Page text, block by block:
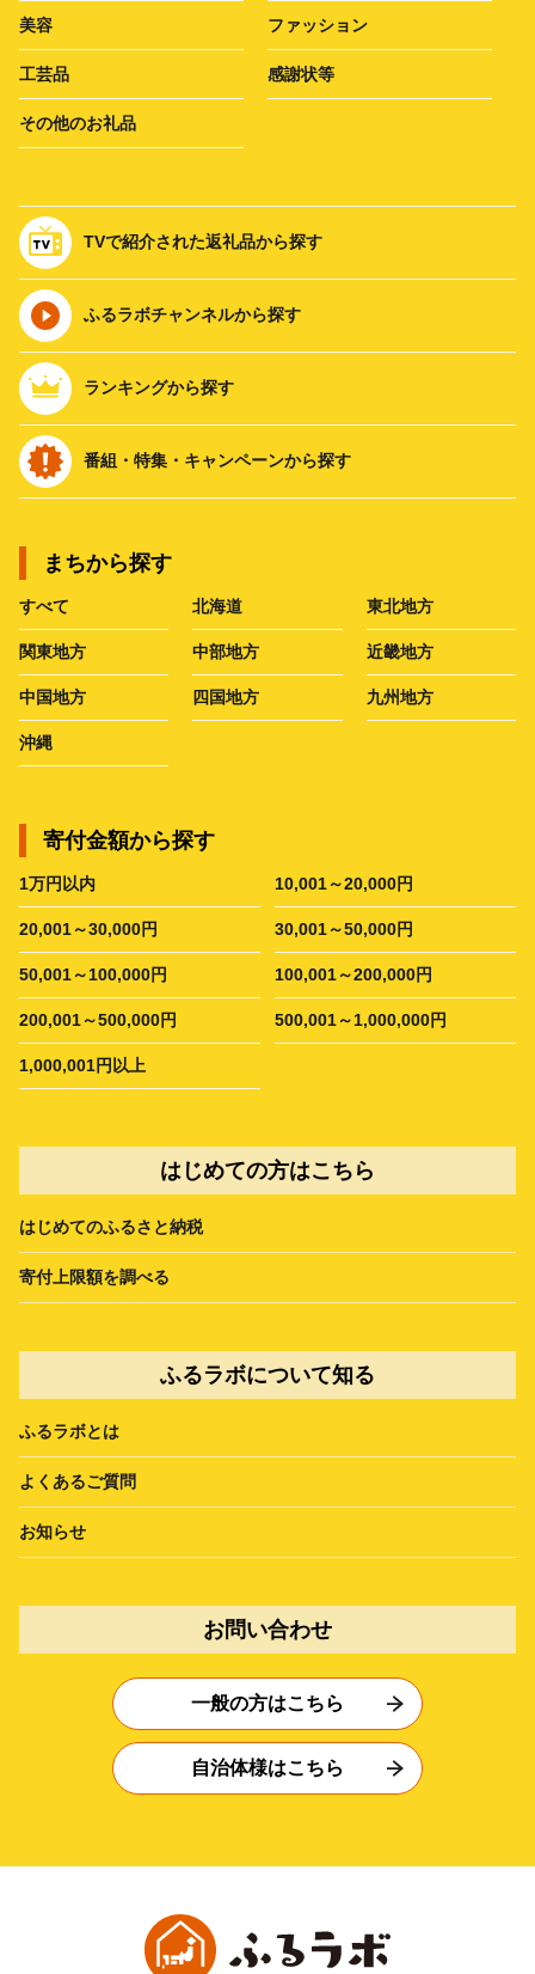
美容 ファッション
工芸品 感謝状等
その他のお礼品
TVで紹介された返礼品から探す
ふるラボチャンネルから探す
ランキングから探す
番組・特集・キャンペーンから探す
まちから探す
すべて 北海道 東北地方
関東地方 中部地方 近畿地方
中国地方 四国地方 九州地方
沖縄
寄付金額から探す
1万円以内 10,001～20,000円
20,001～30,000円 30,001～50,000円
50,001～100,000円 100,001～200,000円
200,001～500,000円 500,001～1,000,000円
1,000,001円以上
はじめての方はこちら
はじめてのふるさと納税
寄付上限額を調べる
ふるラボについて知る
ふるラボとは
よくあるご質問
お知らせ
お問い合わせ
一般の方はこちら
自治体様はこちら